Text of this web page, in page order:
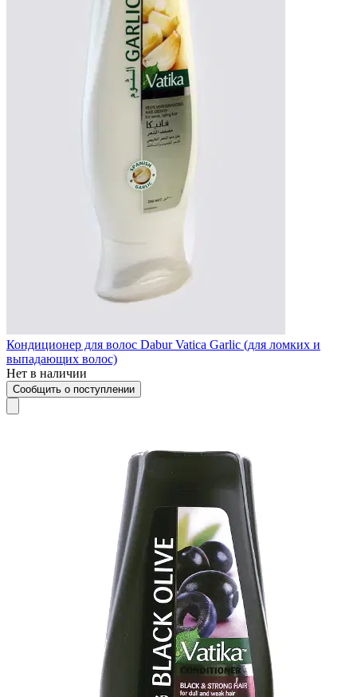
Кондиционер для волос Dabur Vatica Garlic (для ломких и
выпадающих волос)
Нет в наличии
Сообщить о поступлении